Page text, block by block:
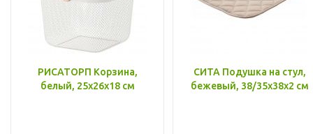
РИСАТОРП Корзина,
белый, 25x26x18 см
СИТА Подушка на стул,
бежевый, 38/35x38x2 см